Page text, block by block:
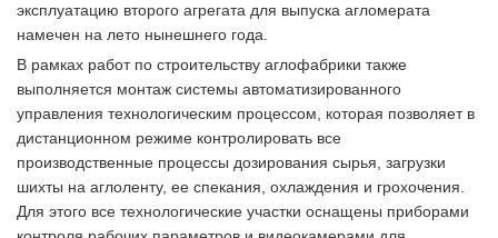
эксплуатацию второго агрегата для выпуска агломерата
намечен на лето нынешнего года.
В рамках работ по строительству аглофабрики также
выполняется монтаж системы автоматизированного
управления технологическим процессом, которая позволяет в
дистанционном режиме контролировать все
производственные процессы дозирования сырья, загрузки
шихты на аглоленту, ее спекания, охлаждения и грохочения.
Для этого все технологические участки оснащены приборами